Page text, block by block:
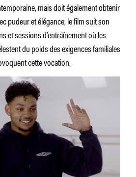
mais doit également obtenir
pudeur et élégance, le film suit son
et sessions d’entraînement où les
du poids des exigences familiales
cette vocation.